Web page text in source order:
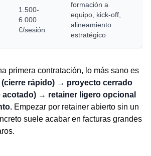
1.500-
6.000
€/sesión
formación a
equipo, kick-off,
alineamiento
estratégico
primera contratación, lo más sano es
rápido) → proyecto cerrado
acotado) → retainer ligero opcional
Empezar por retainer abierto sin un
suele acabar en facturas grandes